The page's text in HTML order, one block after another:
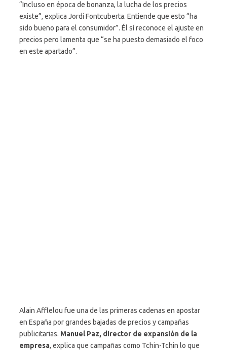
“Incluso en época de bonanza, la lucha de los precios
existe”, explica Jordi Fontcuberta. Entiende que esto “ha
sido bueno para el consumidor”. Él sí reconoce el ajuste en
precios pero lamenta que “se ha puesto demasiado el foco
en este apartado”.
Alain Afflelou fue una de las primeras cadenas en apostar
en España por grandes bajadas de precios y campañas
publicitarias. Manuel Paz, director de expansión de la
empresa, explica que campañas como Tchin-Tchin lo que